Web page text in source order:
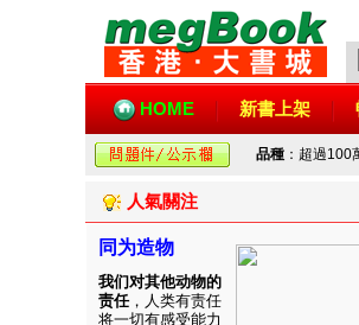
HOME 新書上架
品種 ：超過
人氣關注
同为造物
我们对其他动物的
责任，人类有责任
将一切有感受能力